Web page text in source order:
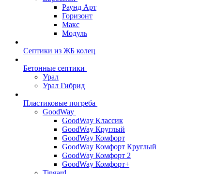
Раунд Арт
Горизонт
Макс
Модуль
Септики из ЖБ колец
Бетонные септики
Урал
Урал Гибрид
Пластиковые погреба
GoodWay
GoodWay Классик
GoodWay Круглый
GoodWay Комфорт
GoodWay Комфорт Круглый
GoodWay Комфорт 2
GoodWay Комфорт+